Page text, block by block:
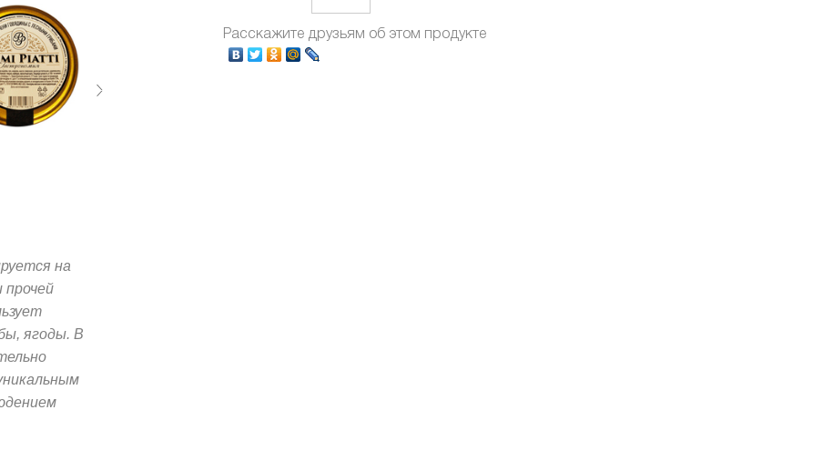
на
прочей
ягоды. В
Расскажите друзьям об этом продукте